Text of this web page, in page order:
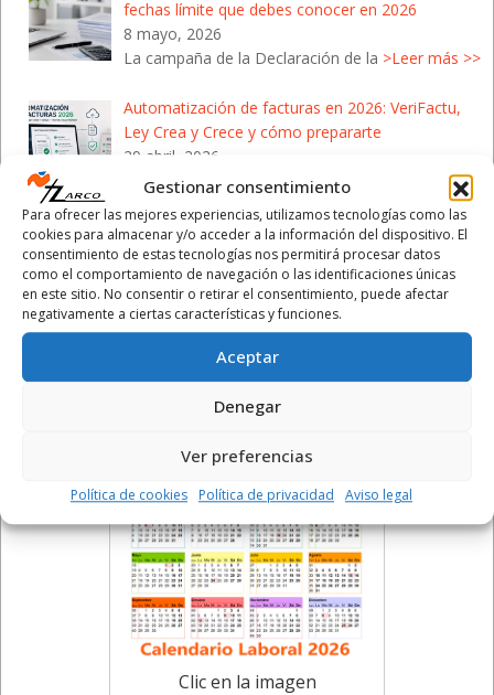
Gestionar consentimiento
Para ofrecer las mejores experiencias, utilizamos tecnologías como las
cookies para almacenar y/o acceder a la información del dispositivo. El
consentimiento de estas tecnologías nos permitirá procesar datos
como el comportamiento de navegación o las identificaciones únicas
en este sitio. No consentir o retirar el consentimiento, puede afectar
negativamente a ciertas características y funciones.
Aceptar
Denegar
Ver preferencias
Política de cookies Política de privacidad Aviso legal
fechas límite que debes conocer en 2026
8 mayo, 2026
La campaña de la Declaración de la >Leer más >>
Automatización de facturas en 2026: VeriFactu,
Ley Crea y Crece y cómo prepararte
29 abril, 2026
La automatización de la>Leer más >>
Campaña de la Renta 2026: Cómo protegerte de
las estafas de Hacienda
28 abril, 2026
Con el inicio de la Campaña de la>Leer más >>
- Comunidad Valenciana
Clic en la imagen